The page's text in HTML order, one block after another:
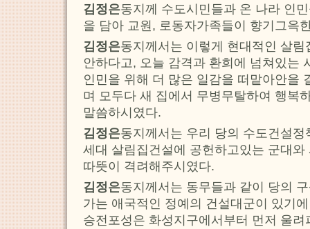
김정은동지께 수도시민들과 온 나라 인
을 담아 교원, 로동자가족들이 향기그윽
김정은동지께서는 이렇게 현대적인 살
안하다고, 오늘 감격과 환희에 넘쳐있는
인민을 위해 더 많은 일감을 떠맡아안을
며 모두다 새 집에서 무병무탈하여 행복
말씀하시였다.
김정은동지께서는 우리 당의 수도건설
세대 살림집건설에 공헌하고있는 군대
따뜻이 격려해주시였다.
김정은동지께서는 동무들과 같이 당의
가는 애국적인 정예의 건설대군이 있기
승전포성은 화성지구에서부터 먼저 울